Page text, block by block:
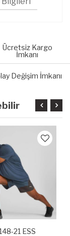
Ücretsiz Kargo
İmkanı
Değişim İmkanı
21 ESS